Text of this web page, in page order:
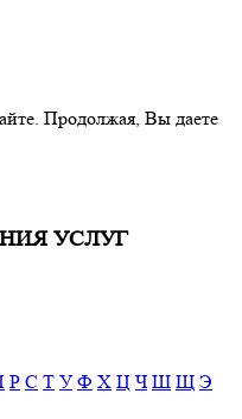
Продолжая, Вы даете
УСЛУГ
Р С Т У Ф Х Ц Ч Ш Щ Э